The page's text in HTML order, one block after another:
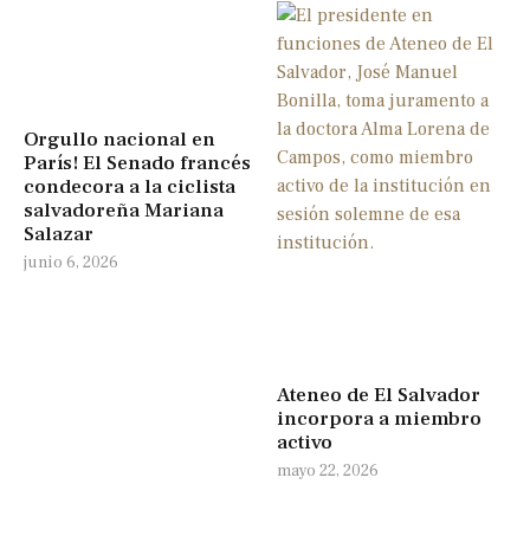
Orgullo nacional en
París! El Senado francés
condecora a la ciclista
salvadoreña Mariana
Salazar
junio 6, 2026
Ateneo de El Salvador
incorpora a miembro
activo
mayo 22, 2026